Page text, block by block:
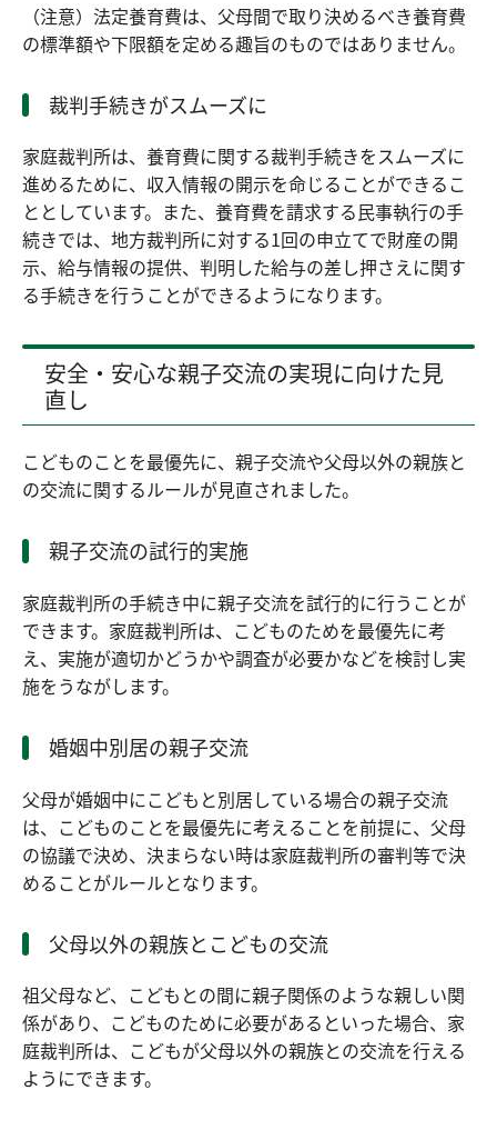
（注意）法定養育費は、父母間で取り決めるべき養育費
の標準額や下限額を定める趣旨のものではありません。
裁判手続きがスムーズに
家庭裁判所は、養育費に関する裁判手続きをスムーズに
進めるために、収入情報の開示を命じることができるこ
ととしています。また、養育費を請求する民事執行の手
続きでは、地方裁判所に対する1回の申立てで財産の開
示、給与情報の提供、判明した給与の差し押さえに関す
る手続きを行うことができるようになります。
安全・安心な親子交流の実現に向けた見
直し
こどものことを最優先に、親子交流や父母以外の親族と
の交流に関するルールが見直されました。
親子交流の試行的実施
家庭裁判所の手続き中に親子交流を試行的に行うことが
できます。家庭裁判所は、こどものためを最優先に考
え、実施が適切かどうかや調査が必要かなどを検討し実
施をうながします。
婚姻中別居の親子交流
父母が婚姻中にこどもと別居している場合の親子交流
は、こどものことを最優先に考えることを前提に、父母
の協議で決め、決まらない時は家庭裁判所の審判等で決
めることがルールとなります。
父母以外の親族とこどもの交流
祖父母など、こどもとの間に親子関係のような親しい関
係があり、こどものために必要があるといった場合、家
庭裁判所は、こどもが父母以外の親族との交流を行える
ようにできます。